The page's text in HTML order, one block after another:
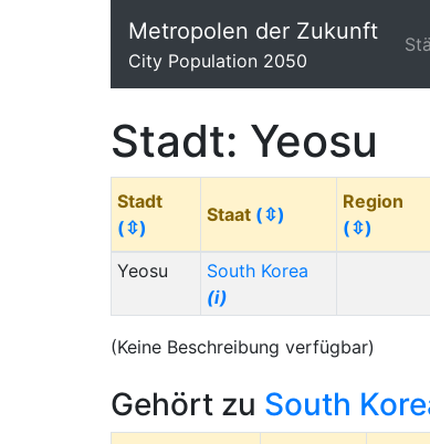
Metropolen der Zukunft
City Population 2050
Stadt: Yeosu
Stadt
(⇳)
Staat (⇳)
Region
(⇳)
Yeosu
South Korea
(i)
(Keine Beschreibung verfügbar)
Gehört zu South